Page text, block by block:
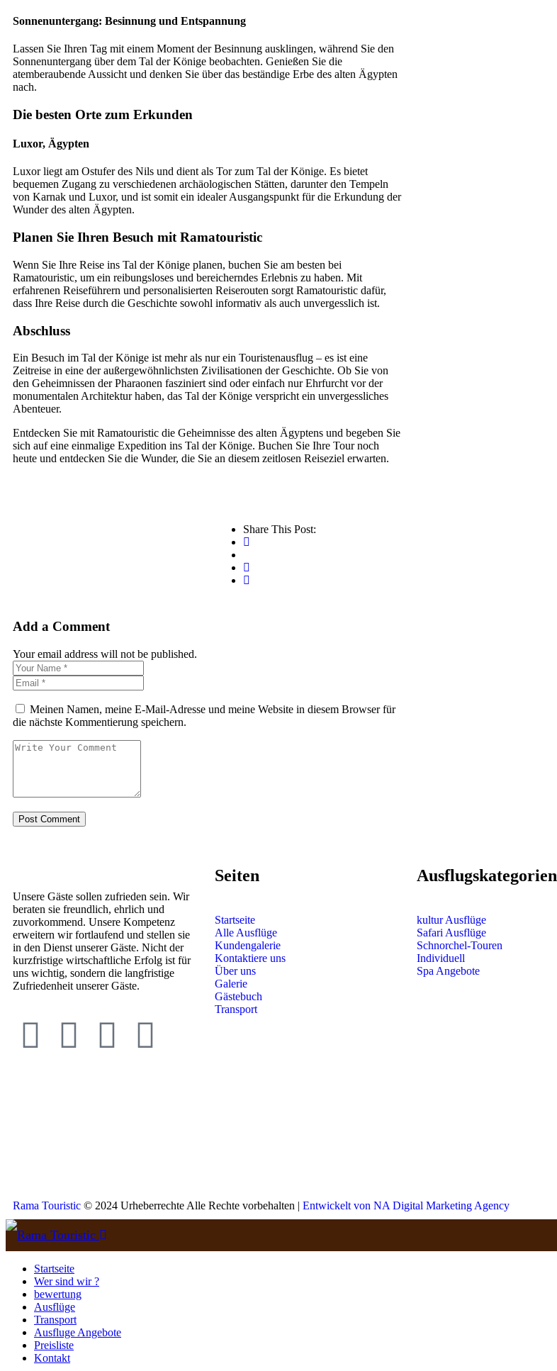
Sonnenuntergang: Besinnung und Entspannung
Lassen Sie Ihren Tag mit einem Moment der Besinnung ausklingen, während Sie den
Sonnenuntergang über dem Tal der Könige beobachten. Genießen Sie die
atemberaubende Aussicht und denken Sie über das beständige Erbe des alten Ägypten
nach.
Die besten Orte zum Erkunden
Luxor, Ägypten
Luxor liegt am Ostufer des Nils und dient als Tor zum Tal der Könige. Es bietet
bequemen Zugang zu verschiedenen archäologischen Stätten, darunter den Tempeln
von Karnak und Luxor, und ist somit ein idealer Ausgangspunkt für die Erkundung der
Wunder des alten Ägypten.
Planen Sie Ihren Besuch mit Ramatouristic
Wenn Sie Ihre Reise ins Tal der Könige planen, buchen Sie am besten bei
Ramatouristic, um ein reibungsloses und bereicherndes Erlebnis zu haben. Mit
erfahrenen Reiseführern und personalisierten Reiserouten sorgt Ramatouristic dafür,
dass Ihre Reise durch die Geschichte sowohl informativ als auch unvergesslich ist.
Abschluss
Ein Besuch im Tal der Könige ist mehr als nur ein Touristenausflug – es ist eine
Zeitreise in eine der außergewöhnlichsten Zivilisationen der Geschichte. Ob Sie von
den Geheimnissen der Pharaonen fasziniert sind oder einfach nur Ehrfurcht vor der
monumentalen Architektur haben, das Tal der Könige verspricht ein unvergessliches
Abenteuer.
Entdecken Sie mit Ramatouristic die Geheimnisse des alten Ägyptens und begeben Sie
sich auf eine einmalige Expedition ins Tal der Könige. Buchen Sie Ihre Tour noch
heute und entdecken Sie die Wunder, die Sie an diesem zeitlosen Reiseziel erwarten.
Share This Post:
Add a Comment
Your email address will not be published.
Meinen Namen, meine E-Mail-Adresse und meine Website in diesem Browser für
die nächste Kommentierung speichern.
Unsere Gäste sollen zufrieden sein. Wir
beraten sie freundlich, ehrlich und
zuvorkommend. Unsere Kompetenz
erweitern wir fortlaufend und stellen sie
in den Dienst unserer Gäste. Nicht der
kurzfristige wirtschaftliche Erfolg ist für
uns wichtig, sondern die langfristige
Zufriedenheit unserer Gäste.
Seiten
Startseite
Alle Ausflüge
Kundengalerie
Kontaktiere uns
Über uns
Galerie
Gästebuch
Transport
Ausflugskategorien
kultur Ausflüge
Safari Ausflüge
Schnorchel-Touren
Individuell
Spa Angebote
Rama Touristic © 2024 Urheberrechte Alle Rechte vorbehalten | Entwickelt von NA Digital Marketing Agency
Startseite
Wer sind wir ?
bewertung
Ausflüge
Transport
Ausfluge Angebote
Preisliste
Kontakt